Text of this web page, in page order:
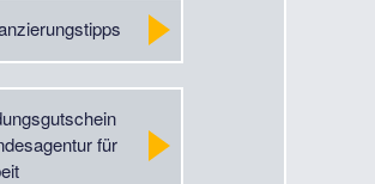
für